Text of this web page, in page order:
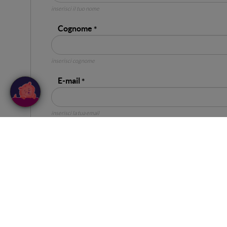
inserisci il tuo nome
Cognome
inserisci cognome
E-mail
inserisci la tua email